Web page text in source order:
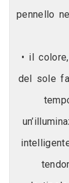
pennello
• il
del sole